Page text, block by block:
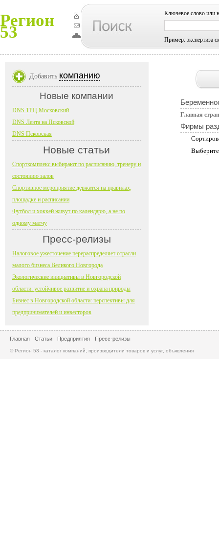
Регион
53
Ключевое слово или
Пример: экспертиза
Главная
Фирмы
Добавить компанию
Новые компании
DNS ТРЦ Московский
DNS Лента на Псковской
DNS Псковская
Новые статьи
Спорткомплекс выбирают по расписанию, тренеру и
состоянию залов
Спортивное мероприятие держится на правилах,
площадке и расписании
Футбол и хоккей живут по календарю, а не по
одному матчу
Пресс-релизы
Налоговое ужесточение перераспределяет отрасли
малого бизнеса Великого Новгорода
Экологические инициативы в Новгородской
области: устойчивое развитие и охрана природы
Бизнес в Новгородской области: перспективы для
предпринимателей и инвесторов
Главная Статьи Предприятия Пресс-релизы
© Регион 53 - каталог компаний, производители товаров и услуг, объявления